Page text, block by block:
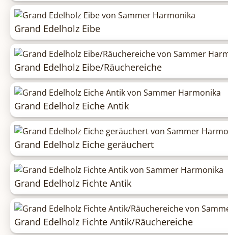
Grand Edelholz Eibe
Grand Edelholz Eibe/Räuchereiche
Grand Edelholz Eiche Antik
Grand Edelholz Eiche geräuchert
Grand Edelholz Fichte Antik
Grand Edelholz Fichte Antik/Räuchereiche